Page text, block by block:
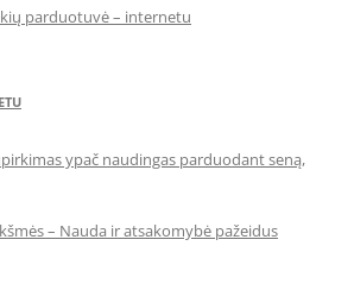
parduotuvė – internetu
ypač naudingas parduodant seną,
– Nauda ir atsakomybė pažeidus